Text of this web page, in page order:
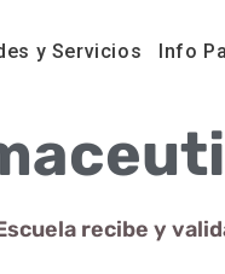
y Servicios Info
recibe y